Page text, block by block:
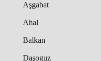
Aşgabat
Ahal
Balkan
Daşoguz